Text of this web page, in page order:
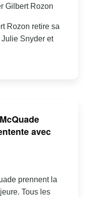
Gilbert Rozon
Rozon retire sa
Snyder et
avec
prennent la
Tous les